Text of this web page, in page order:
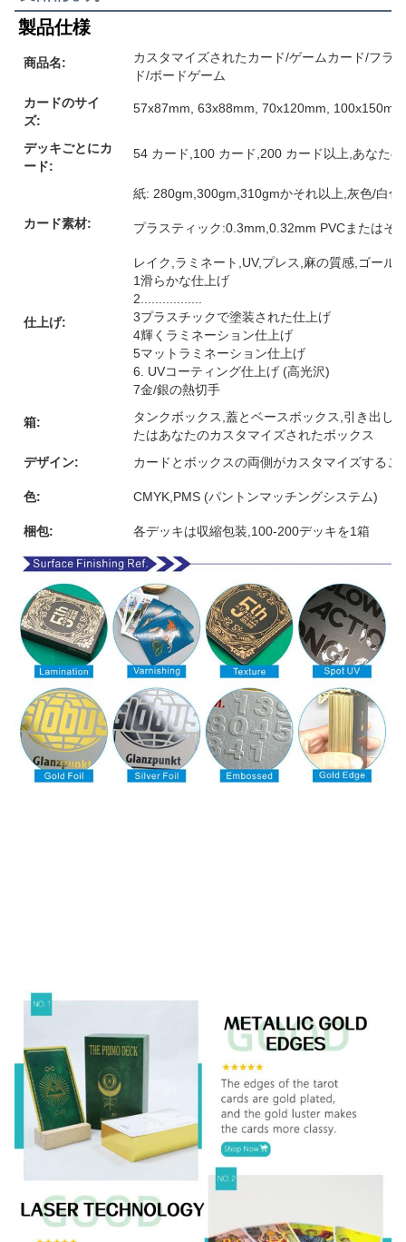
製品仕様
商品名:
カスタマイズされたカード/ゲームカード/フラ
ド/ボードゲーム
カードのサイ
ズ:
57x87mm, 63x88mm, 70x120mm,
デッキごとにカ
ード:
54 カード,100 カード,200 カード以上,あなた
カード素材:
紙: 280gm,300gm,310gmかそれ以上,灰色/白
プラスティック:0.3mm,0.32mm PVCまたはそ
仕上げ:
レイク,ラミネート,UV,プレス,麻の質感,ゴール
1滑らかな仕上げ
2.................
3プラスチックで塗装された仕上げ
4輝くラミネーション仕上げ
5マットラミネーション仕上げ
6. UVコーティング仕上げ (高光沢)
7金/銀の熱切手
箱:
タンクボックス,蓋とベースボックス,引き出し
たはあなたのカスタマイズされたボックス
デザイン:
カードとボックスの両側がカスタマイズするこ
色: CMYK,PMS (パントンマッチングシステム)
梱包: 各デッキは収縮包装,100-200デッキを1箱